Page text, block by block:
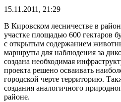
15.11.2011, 21:29
В Кировском лесничестве в
участке площадью 600 гектаров
с открытым содержанием
маршруты для наблюдения за
создана необходимая
проекта решено осваивать
городской черте территорию.
создания аналогичного
районе.